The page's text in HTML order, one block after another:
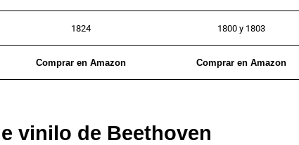
1824 1800 y 1803
Comprar en Amazon Comprar en Amazon
vinilo de Beethoven